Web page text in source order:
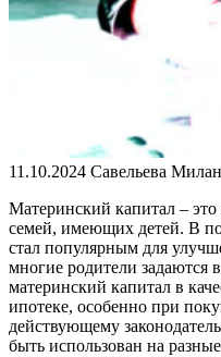
11.10.2024 Савельева
Материнский капитал –
семей, имеющих детей. В
стал популярным для
многие родители задаются
материнский капитал в
ипотеке, особенно при
действующему
быть использован на